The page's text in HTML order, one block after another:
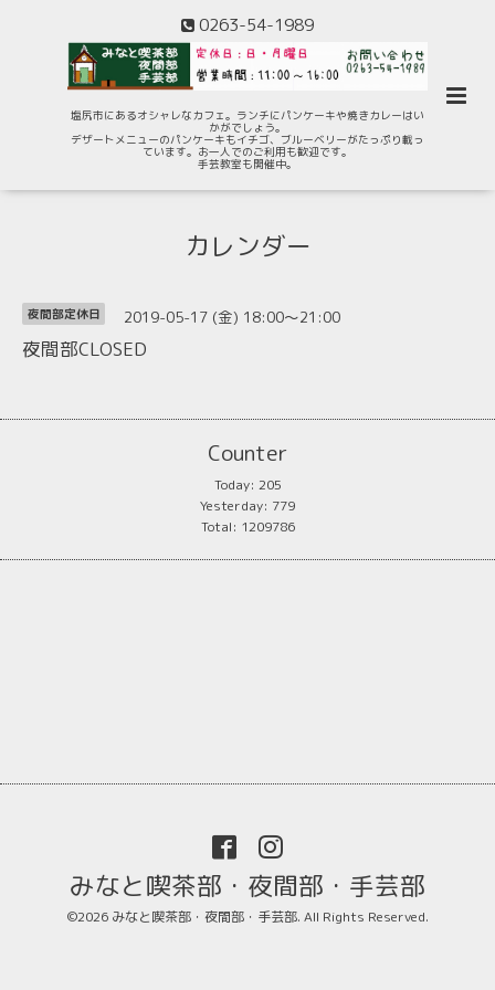
0263-54-1989
塩尻市にあるオシャレなカフェ。ランチにパンケーキや焼きカレーはい
かがでしょう。
デザートメニューのパンケーキもイチゴ、ブルーベリーがたっぷり載っ
ています。お一人でのご利用も歓迎です。
手芸教室も開催中。
カレンダー
夜間部定休日 2019-05-17 (金) 18:00～21:00
夜間部CLOSED
Counter
Today: 205
Yesterday: 779
Total: 1209786
みなと喫茶部・夜間部・手芸部
©2026 みなと喫茶部・夜間部・手芸部. All Rights Reserved.